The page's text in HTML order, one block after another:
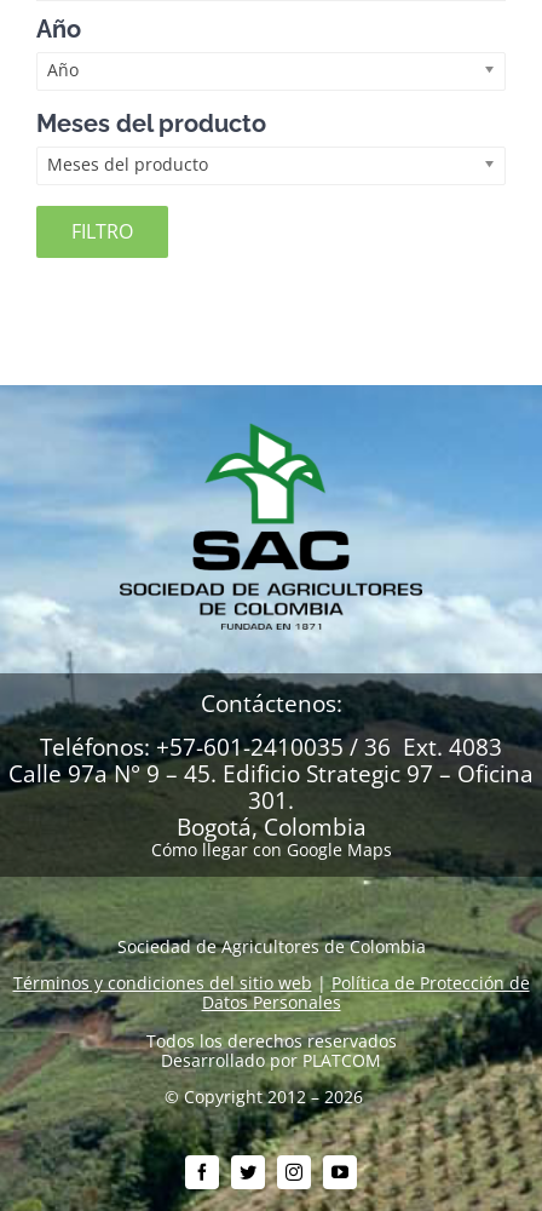
Año
Año
Meses del producto
Meses del producto
FILTRO
Contáctenos:
Teléfonos: +57-601-2410035 / 36 Ext. 4083
Calle 97a N° 9 – 45. Edificio Strategic 97 – Oficina
301.
Bogotá, Colombia
Cómo llegar con Google Maps
Sociedad de Agricultores de Colombia
Términos y condiciones del sitio web|Política de Protección de
Datos Personales
Todos los derechos reservados
Desarrollado por PLATCOM
© Copyright 2012 – 2026